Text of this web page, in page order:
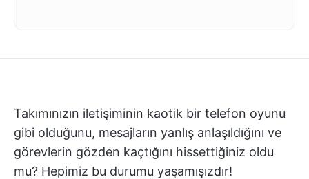
Takımınızın iletişiminin kaotik bir telefon oyunu
gibi olduğunu, mesajların yanlış anlaşıldığını ve
görevlerin gözden kaçtığını hissettiğiniz oldu
mu? Hepimiz bu durumu yaşamışızdır!